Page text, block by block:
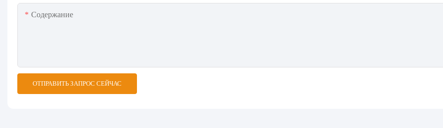
Содержание
ОТПРАВИТЬ ЗАПРОС СЕЙЧАС